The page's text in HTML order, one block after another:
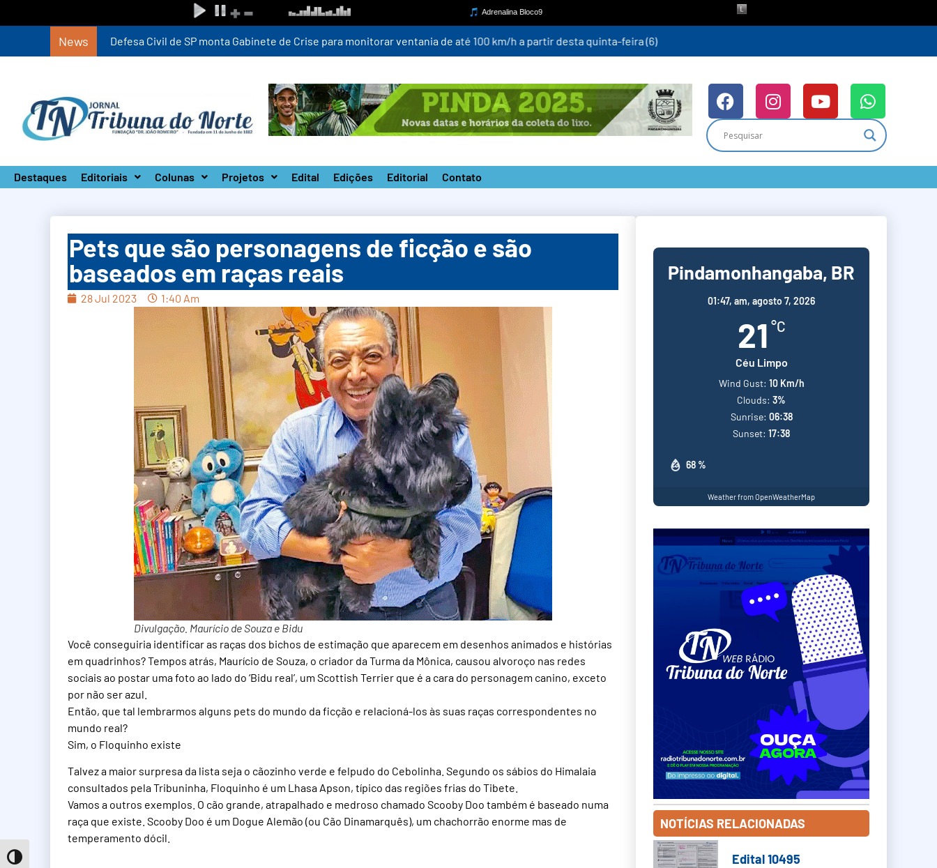
Toggle High Contrast
News Defesa Civil de SP monta Gabinete de Crise para monitorar ventania de até 100 km/h a partir desta quinta-feira (6)
Destaques Editoriais Colunas Projetos Edital Edições Editorial Contato
Pets que são personagens de ficção e são
baseados em raças reais
28 Jul 2023 1:40 Am
Divulgação. Maurício de Souza e Bidu
Você conseguiria identificar as raças dos bichos de estimação que aparecem em desenhos animados e histórias
em quadrinhos? Tempos atrás, Maurício de Souza, o criador da Turma da Mônica, causou alvoroço nas redes
sociais ao postar uma foto ao lado do ‘Bidu real’, um Scottish Terrier que é a cara do personagem canino, exceto
por não ser azul.
Então, que tal lembrarmos alguns pets do mundo da ficção e relacioná-los às suas raças correspondentes no
mundo real?
Sim, o Floquinho existe
Talvez a maior surpresa da lista seja o cãozinho verde e felpudo do Cebolinha. Segundo os sábios do Himalaia
consultados pela Tribuninha, Floquinho é um Lhasa Apson, típico das regiões frias do Tibete.
Vamos a outros exemplos. O cão grande, atrapalhado e medroso chamado Scooby Doo também é baseado numa
raça que existe. Scooby Doo é um Dogue Alemão (ou Cão Dinamarquês), um chachorrão enorme mas de
temperamento dócil.
Pindamonhangaba, BR
01:47, am, agosto 7, 2026
21 °C
Céu Limpo
68 %
Wind Gust: 10 Km/h
Clouds: 3%
Sunrise: 06:38
Sunset: 17:38
Weather from OpenWeatherMap
NOTÍCIAS RELACIONADAS
Edital 10495